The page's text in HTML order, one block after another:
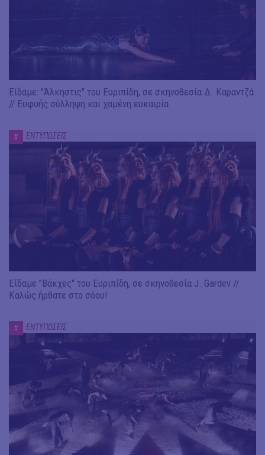
Είδαμε: "Άλκηστις" του Ευριπίδη, σε σκηνοθεσία Δ. Καραντζά
// Ευφυής σύλληψη και χαμένη ευκαιρία
# ΕΝΤΥΠΩΣΕΙΣ
Είδαμε "Βάκχες" του Ευριπίδη, σε σκηνοθεσία J. Gardev //
Καλώς ήρθατε στο σόου!
# ΕΝΤΥΠΩΣΕΙΣ